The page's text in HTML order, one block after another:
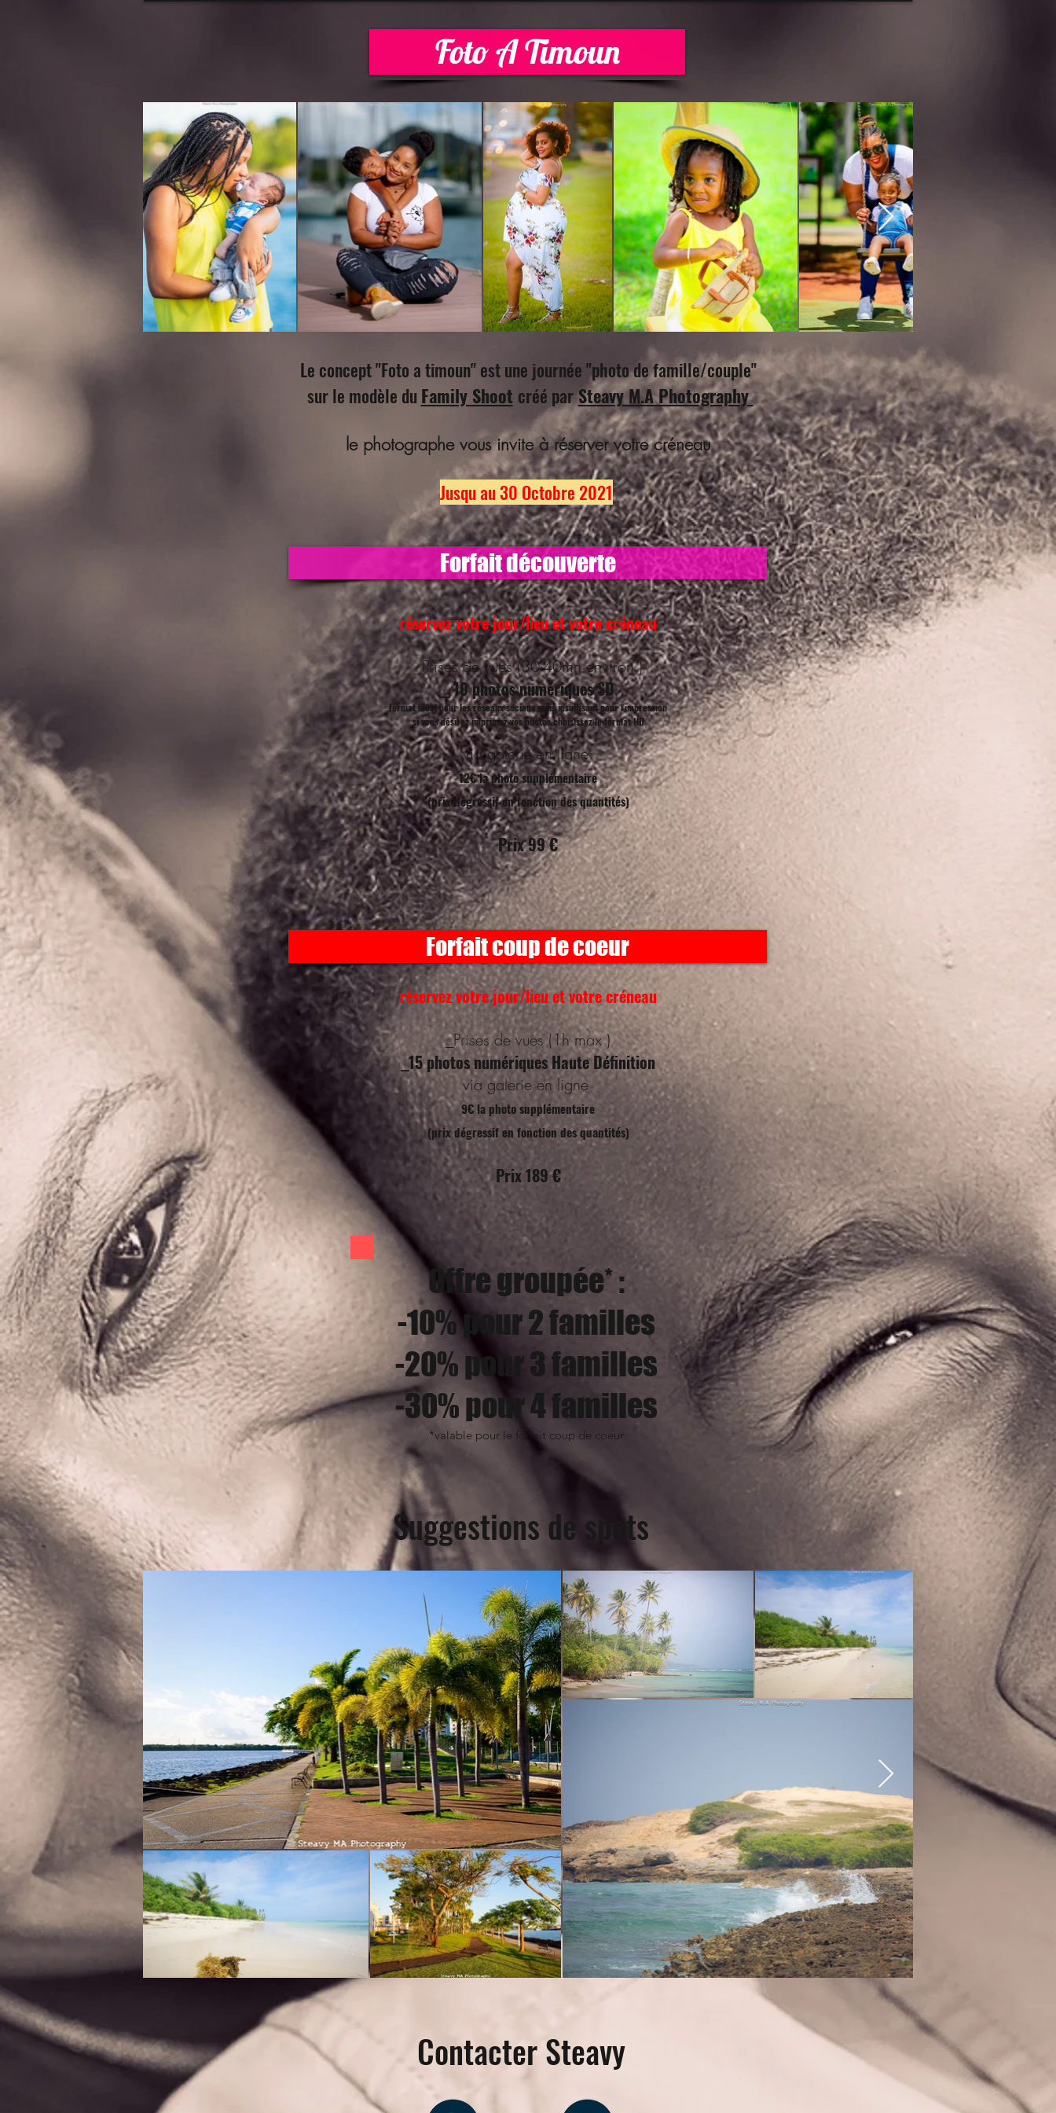
Foto A Timoun
Le concept "Foto a timoun" est une journée "photo de famille/couple"
sur le modèle duFamily Shoot créé parSteavy M.A Photography
le photographe vous invite à réserver votre créneau
Jusqu au 30 Octobre 2021
Forfait découverte
réservez votre jour/lieu et votre créneau
_Prises de vues (30-40mn environ )
_10 photos numériques SD
format idéal pour les réseaux sociaux mais insuffisant pour l'impression
si vous désirez imprimez vos photos,choisissez le format HD
via galerie en ligne
12€ la photo supplémentaire
(prix dégressif en fonction des quantités)
Prix 99 €
Forfait coup de coeur
réservez votre jour/lieu et votre créneau
_Prises de vues (1h max )
_15 photos numériques Haute Définition
via galerie en ligne
9€ la photo supplémentaire
(prix dégressif en fonction des quantités)
Prix 189 €
Offre groupée* :
-10% pour 2 familles
-20% pour 3 familles
-30% pour 4 familles
*valable pour le forfait coup de coeur
Suggestions de spots
Contacter Steavy